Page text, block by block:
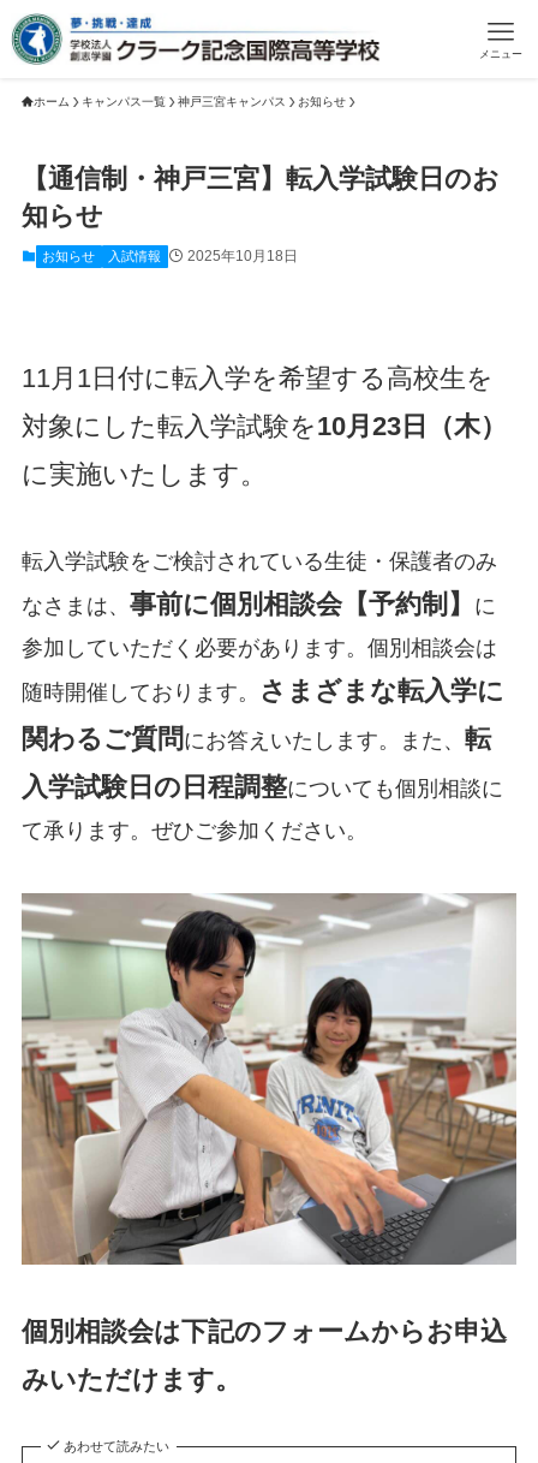
メニュー
ホーム キャンパス一覧 神戸三宮キャンパス お知らせ
【通信制・神戸三宮】転入学試験日のお
知らせ
お知らせ 入試情報 2025年10月18日
11月1日付に転入学を希望する高校生を
対象にした転入学試験を10月23日（木）
に実施いたします。
転入学試験をご検討されている生徒・保護者のみ
なさまは、 事前に個別相談会【予約制】
に
参加していただく必要があります。個別相談会は
随時開催しております。
さまざまな転入学に
関わるご質問 にお答えいたします。また、 転
入学試験日の日程調整についても個別相談に
て承ります。ぜひご参加ください。
個別相談会は下記のフォームからお申込
みいただけます。
あわせて読みたい